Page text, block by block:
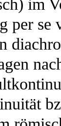
im
per